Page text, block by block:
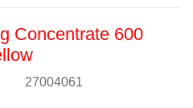
Concentrate 600
27004061